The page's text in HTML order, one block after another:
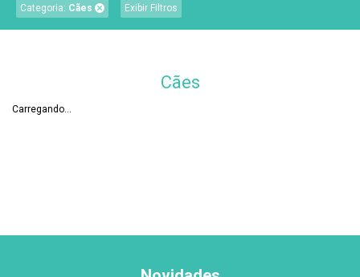
Categoria: Cães Exibir Filtros
Cães
Carregando...